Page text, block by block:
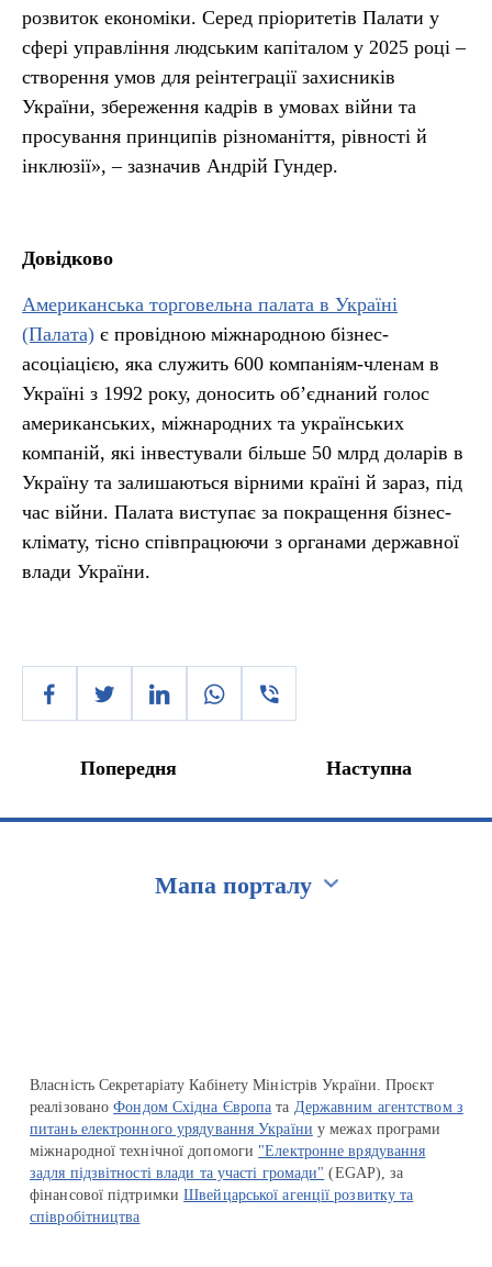
розвиток економіки. Серед пріоритетів Палати у
сфері управління людським капіталом у 2025 році –
створення умов для реінтеграції захисників
України, збереження кадрів в умовах війни та
просування принципів різноманіття, рівності й
інклюзії», – зазначив Андрій Гундер.
Довідково
Американська торговельна палата в Україні
(Палата) є провідною міжнародною бізнес-
асоціацією, яка служить 600 компаніям-членам в
Україні з 1992 року, доносить об’єднаний голос
американських, міжнародних та українських
компаній, які інвестували більше 50 млрд доларів в
Україну та залишаються вірними країні й зараз, під
час війни. Палата виступає за покращення бізнес-
клімату, тісно співпрацюючи з органами державної
влади України.
Попередня Наступна
Мапа порталу
Власність Секретаріату Кабінету Міністрів України. Проєкт
реалізованоФондом Східна Європа та Державним агентством з
питань електронного урядування України у межах програми
міжнародної технічної допомоги "Електронне врядування
задля підзвітності влади та участі громади" (EGAP), за
фінансової підтримкиШвейцарської агенції розвитку та
співробітництва